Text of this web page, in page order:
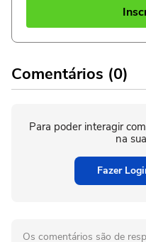
Comentários (0)
Para poder interagir
na
Fazer
Os comentários são de